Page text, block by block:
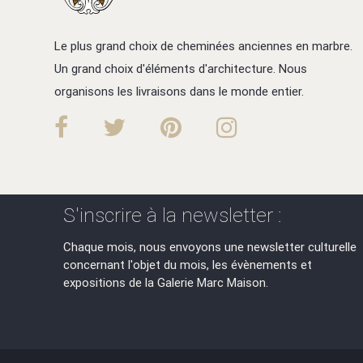
Le plus grand choix de cheminées anciennes en marbre.
Un grand choix d'éléments d'architecture. Nous
organisons les livraisons dans le monde entier.
S'inscrire à la newsletter :
Chaque mois, nous envoyons une newsletter culturelle
concernant l'objet du mois, les évènements et
expositions de la Galerie Marc Maison.